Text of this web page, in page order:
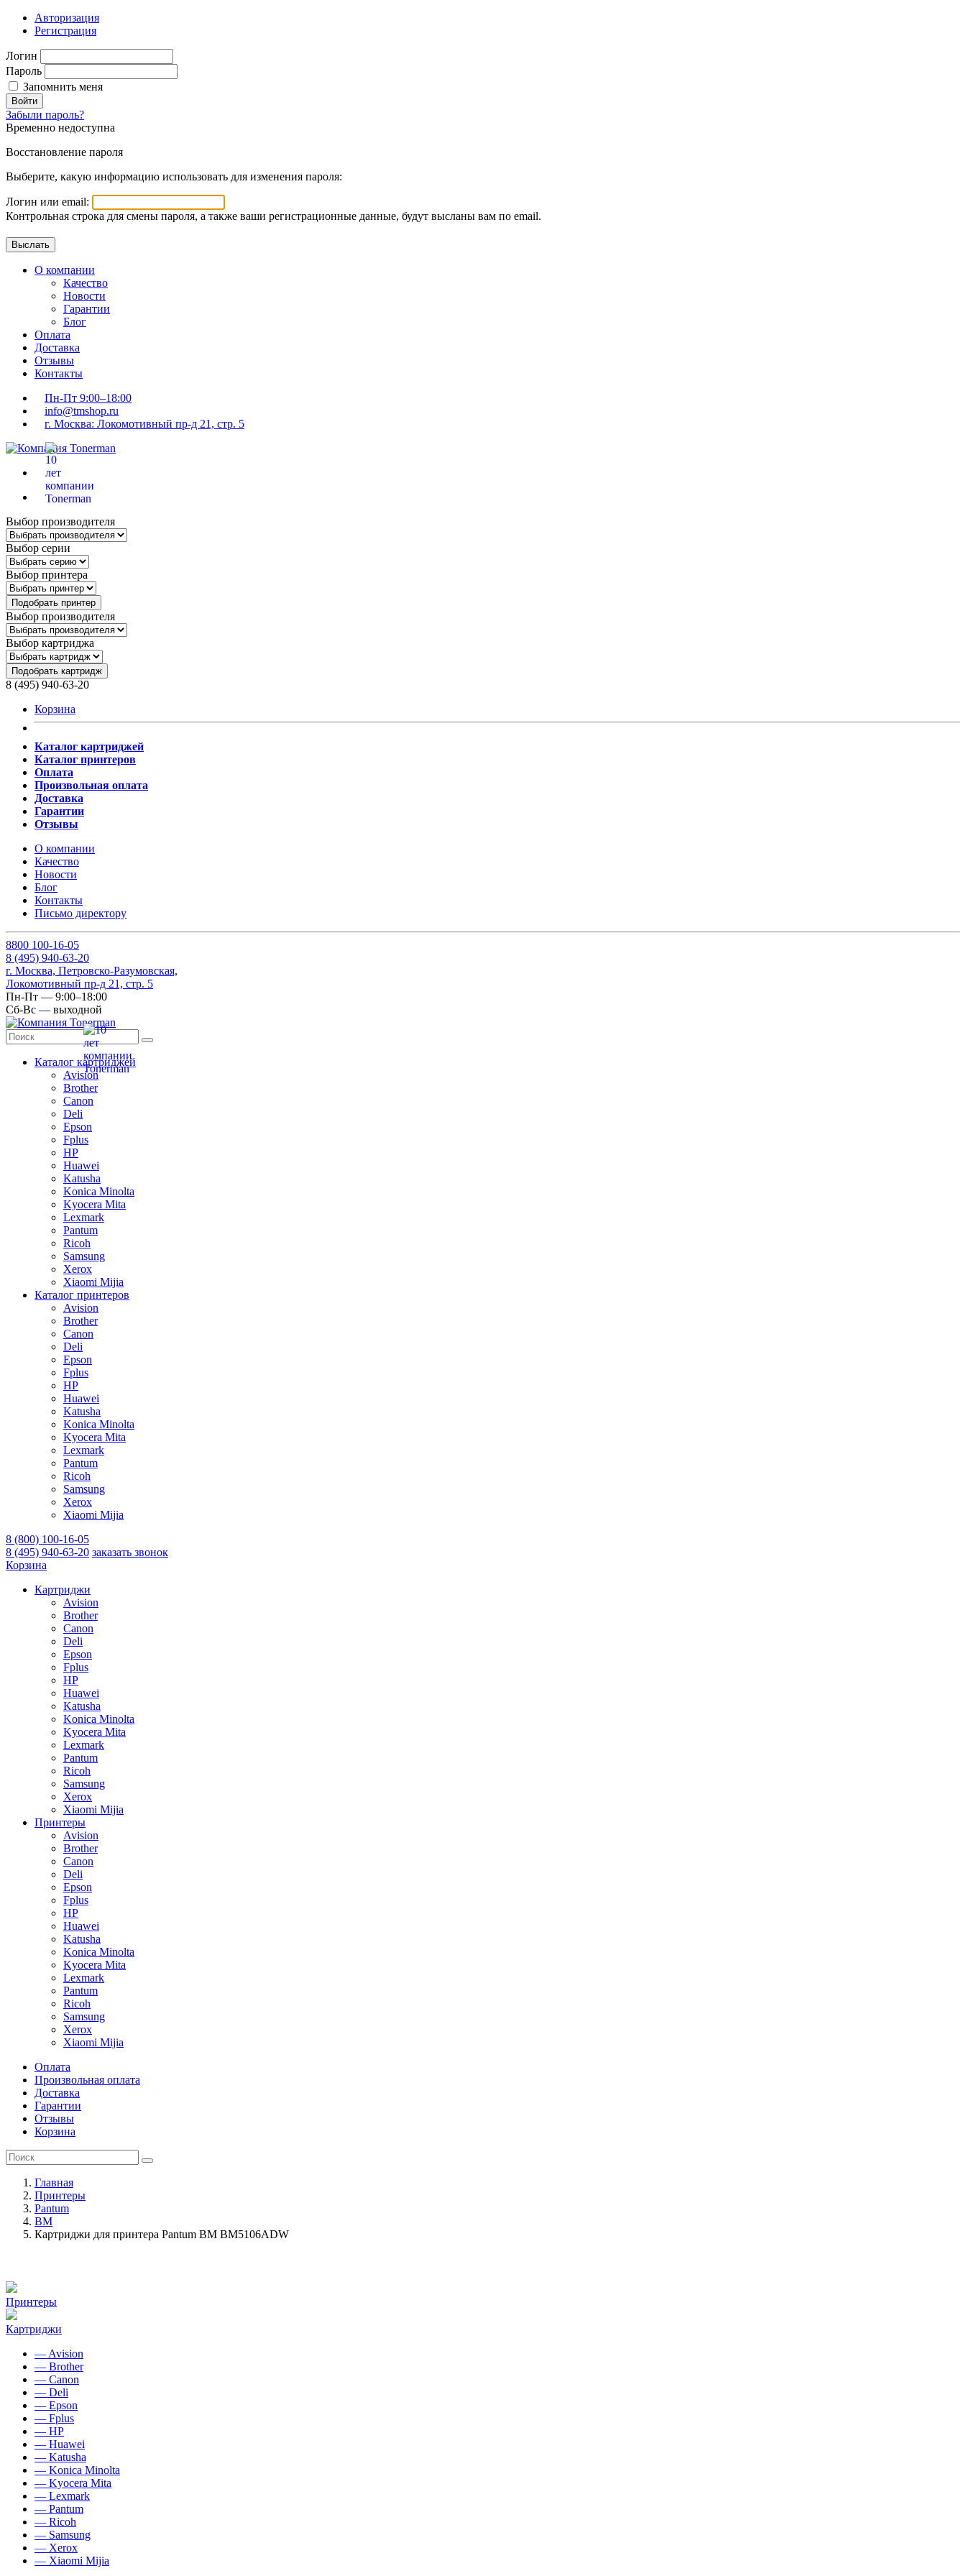
Авторизация
Регистрация
Логин
Пароль
Запомнить меня
Войти
Забыли пароль?
Временно недоступна
Восстановление пароля
Выберите, какую информацию использовать для изменения пароля:
Логин или email:
Контрольная строка для смены пароля, а также ваши регистрационные данные, будут высланы вам по email.
О компании
Качество
Новости
Гарантии
Блог
Оплата
Доставка
Отзывы
Контакты
Пн-Пт 9:00–18:00
info@tmshop.ru
г. Москва: Локомотивный пр-д 21, стр. 5
Выбор производителя
Выбор серии
Выбор принтера
Подобрать принтер
Выбор производителя
Выбор картриджа
Подобрать картридж
8 (495) 940-63-20
Корзина
Каталог картриджей
Каталог принтеров
Оплата
Произвольная оплата
Доставка
Гарантии
Отзывы
О компании
Качество
Новости
Блог
Контакты
Письмо директору
8800 100-16-05
8 (495) 940-63-20
г. Москва, Петровско-Разумовская,
Локомотивный пр-д 21, стр. 5
Пн-Пт — 9:00–18:00
Сб-Вс — выходной
Каталог картриджей
Avision
Brother
Canon
Deli
Epson
Fplus
HP
Huawei
Katusha
Konica Minolta
Kyocera Mita
Lexmark
Pantum
Ricoh
Samsung
Xerox
Xiaomi Mijia
Каталог принтеров
Avision
Brother
Canon
Deli
Epson
Fplus
HP
Huawei
Katusha
Konica Minolta
Kyocera Mita
Lexmark
Pantum
Ricoh
Samsung
Xerox
Xiaomi Mijia
8 (800) 100-16-05
8 (495) 940-63-20 заказать звонок
Корзина
Картриджи
Avision
Brother
Canon
Deli
Epson
Fplus
HP
Huawei
Katusha
Konica Minolta
Kyocera Mita
Lexmark
Pantum
Ricoh
Samsung
Xerox
Xiaomi Mijia
Принтеры
Avision
Brother
Canon
Deli
Epson
Fplus
HP
Huawei
Katusha
Konica Minolta
Kyocera Mita
Lexmark
Pantum
Ricoh
Samsung
Xerox
Xiaomi Mijia
Оплата
Произвольная оплата
Доставка
Гарантии
Отзывы
Корзина
Главная
Принтеры
Pantum
BM
Картриджи для принтера Pantum BM BM5106ADW
Принтеры
Картриджи
— Avision
— Brother
— Canon
— Deli
— Epson
— Fplus
— HP
— Huawei
— Katusha
— Konica Minolta
— Kyocera Mita
— Lexmark
— Pantum
— Ricoh
— Samsung
— Xerox
— Xiaomi Mijia